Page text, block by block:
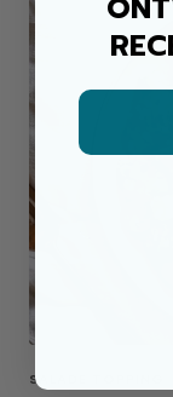
SALADE TOPPING